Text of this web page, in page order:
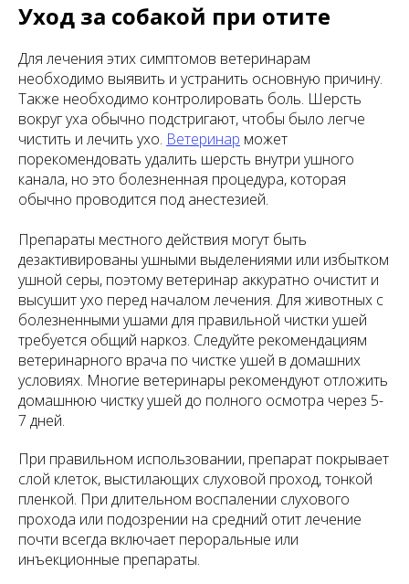
Уход за собакой при отите
Для лечения этих симптомов ветеринарам
необходимо выявить и устранить основную причину.
Также необходимо контролировать боль. Шерсть
вокруг уха обычно подстригают, чтобы было легче
чистить и лечить ухо. Ветеринар может
порекомендовать удалить шерсть внутри ушного
канала, но это болезненная процедура, которая
обычно проводится под анестезией.
Препараты местного действия могут быть
дезактивированы ушными выделениями или избытком
ушной серы, поэтому ветеринар аккуратно очистит и
высушит ухо перед началом лечения. Для животных с
болезненными ушами для правильной чистки ушей
требуется общий наркоз. Следуйте рекомендациям
ветеринарного врача по чистке ушей в домашних
условиях. Многие ветеринары рекомендуют отложить
домашнюю чистку ушей до полного осмотра через 5-
7 дней.
При правильном использовании, препарат покрывает
слой клеток, выстилающих слуховой проход, тонкой
пленкой. При длительном воспалении слухового
прохода или подозрении на средний отит лечение
почти всегда включает пероральные или
инъекционные препараты.